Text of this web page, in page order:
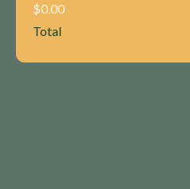
$0.00
Total